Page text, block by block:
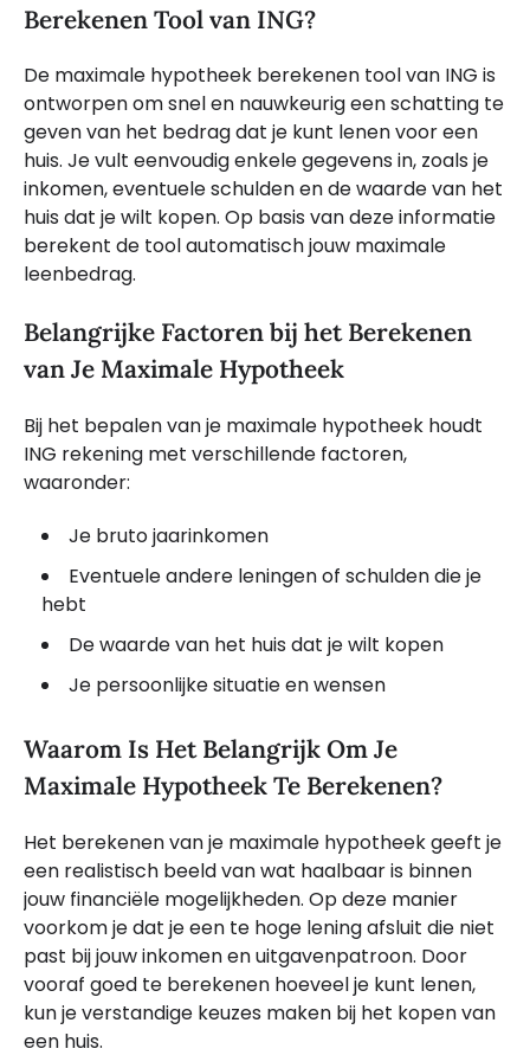
Berekenen Tool van ING?
De maximale hypotheek berekenen tool van ING is
ontworpen om snel en nauwkeurig een schatting te
geven van het bedrag dat je kunt lenen voor een
huis. Je vult eenvoudig enkele gegevens in, zoals je
inkomen, eventuele schulden en de waarde van het
huis dat je wilt kopen. Op basis van deze informatie
berekent de tool automatisch jouw maximale
leenbedrag.
Belangrijke Factoren bij het Berekenen
van Je Maximale Hypotheek
Bij het bepalen van je maximale hypotheek houdt
ING rekening met verschillende factoren,
waaronder:
Je bruto jaarinkomen
Eventuele andere leningen of schulden die je
hebt
De waarde van het huis dat je wilt kopen
Je persoonlijke situatie en wensen
Waarom Is Het Belangrijk Om Je
Maximale Hypotheek Te Berekenen?
Het berekenen van je maximale hypotheek geeft je
een realistisch beeld van wat haalbaar is binnen
jouw financiële mogelijkheden. Op deze manier
voorkom je dat je een te hoge lening afsluit die niet
past bij jouw inkomen en uitgavenpatroon. Door
vooraf goed te berekenen hoeveel je kunt lenen,
kun je verstandige keuzes maken bij het kopen van
een huis.